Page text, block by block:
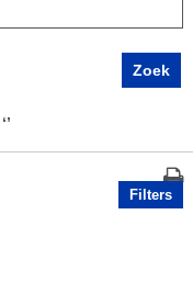
‘’
Filters